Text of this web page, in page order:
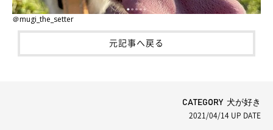
＠mugi_the_setter
元記事へ戻る
CATEGORY 犬が好き
2021/04/14 UP DATE